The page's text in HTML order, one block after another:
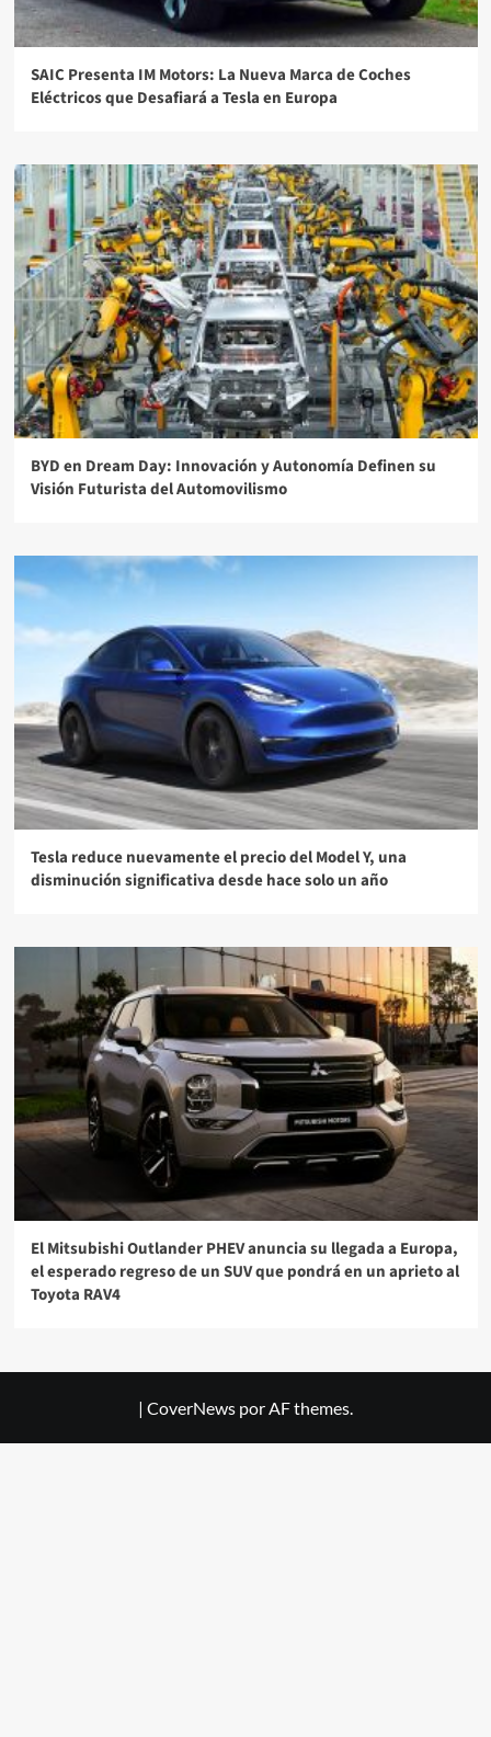
SAIC Presenta IM Motors: La Nueva Marca de Coches
Eléctricos que Desafiará a Tesla en Europa
BYD en Dream Day: Innovación y Autonomía Definen su
Visión Futurista del Automovilismo
Tesla reduce nuevamente el precio del Model Y, una
disminución significativa desde hace solo un año
El Mitsubishi Outlander PHEV anuncia su llegada a Europa,
el esperado regreso de un SUV que pondrá en un aprieto al
Toyota RAV4
| CoverNews por AF themes.